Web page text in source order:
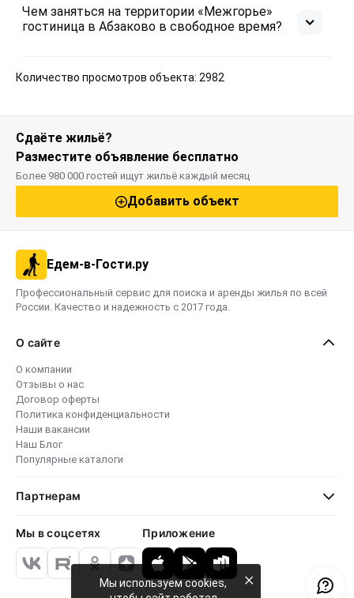
работают, их не хватает (для холодильника и ТВ
есть, а чайник пришлось на полу греть), wi-fi
розетку воткнули, и мы успели напрячься, что он
Но это прям мелочи. Цена-качество для этой
местности соответствуют, рекомендую!
Чем заняться на территории «Межгорье»
гостиница в Абзаково в свободное время?
Количество просмотров объекта: 2982
Сдаёте жильё?
Разместите объявление бесплатно
Более 980 000 гостей ищут жильё каждый месяц
Добавить объект
Едем-в-Гости.ру
Профессиональный сервис для поиска и аренды жилья по всей
России. Качество и надежность с 2017 года.
О сайте
О компании
Отзывы о нас
Договор оферты
Политика конфиденциальности
Наши вакансии
Наш Блог
Популярные каталоги
Партнерам
Мы в соцсетях Приложение
Мы используем cookies,
×